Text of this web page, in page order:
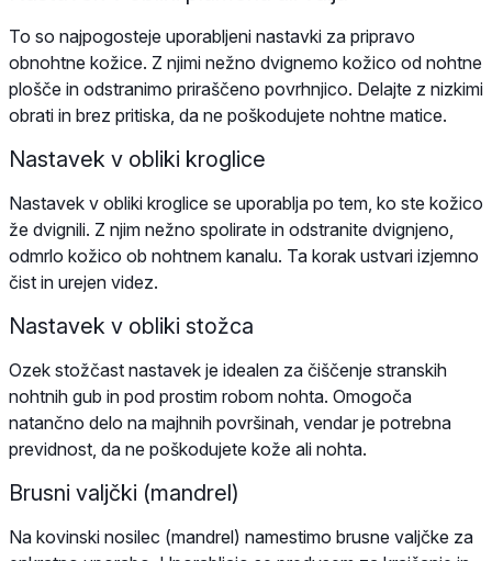
To so najpogosteje uporabljeni nastavki za pripravo
obnohtne kožice. Z njimi nežno dvignemo kožico od nohtne
plošče in odstranimo priraščeno povrhnjico. Delajte z nizkimi
obrati in brez pritiska, da ne poškodujete nohtne matice.
Nastavek v obliki kroglice
Nastavek v obliki kroglice se uporablja po tem, ko ste kožico
že dvignili. Z njim nežno spolirate in odstranite dvignjeno,
odmrlo kožico ob nohtnem kanalu. Ta korak ustvari izjemno
čist in urejen videz.
Nastavek v obliki stožca
Ozek stožčast nastavek je idealen za čiščenje stranskih
nohtnih gub in pod prostim robom nohta. Omogoča
natančno delo na majhnih površinah, vendar je potrebna
previdnost, da ne poškodujete kože ali nohta.
Brusni valjčki (mandrel)
Na kovinski nosilec (mandrel) namestimo brusne valjčke za